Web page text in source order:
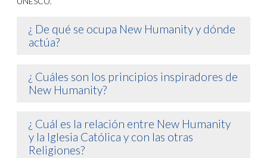
¿ De qué se ocupa New Humanity y dónde
actúa?
¿ Cuáles son los principios inspiradores de
New Humanity?
¿ Cuál es la relación entre New Humanity
y la Iglesia Católica y con las otras
Religiones?